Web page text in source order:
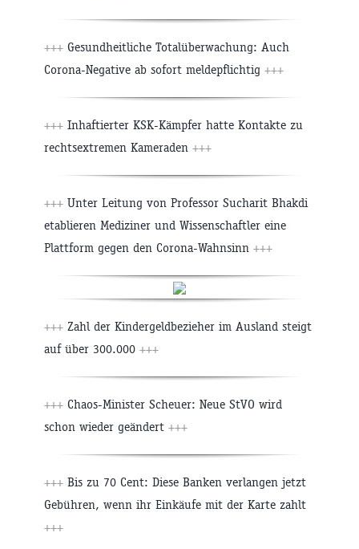
+++ Gesundheitliche Totalüberwachung: Auch
Corona-Negative ab sofort meldepflichtig +++
+++ Inhaftierter KSK-Kämpfer hatte Kontakte zu
rechtsextremen Kameraden +++
+++ Unter Leitung von Professor Sucharit Bhakdi
etablieren Mediziner und Wissenschaftler eine
Plattform gegen den Corona-Wahnsinn +++
+++ Zahl der Kindergeldbezieher im Ausland steigt
auf über 300.000 +++
+++ Chaos-Minister Scheuer: Neue StVO wird
schon wieder geändert +++
+++ Bis zu 70 Cent: Diese Banken verlangen jetzt
Gebühren, wenn ihr Einkäufe mit der Karte zahlt
+++